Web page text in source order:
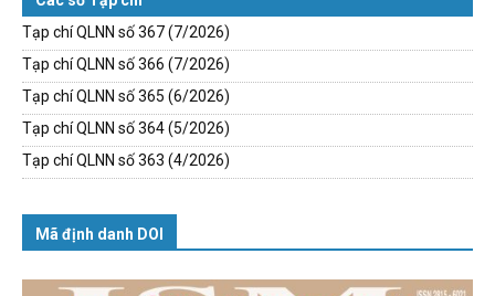
Tạp chí QLNN số 367 (7/2026)
Tạp chí QLNN số 366 (7/2026)
Tạp chí QLNN số 365 (6/2026)
Tạp chí QLNN số 364 (5/2026)
Tạp chí QLNN số 363 (4/2026)
Mã định danh DOI